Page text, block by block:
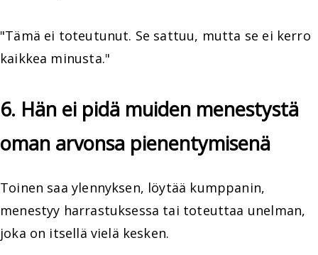
"Tämä ei toteutunut. Se sattuu, mutta se ei kerro
kaikkea minusta."
6. Hän ei pidä muiden menestystä
oman arvonsa pienentymisenä
Toinen saa ylennyksen, löytää kumppanin,
menestyy harrastuksessa tai toteuttaa unelman,
joka on itsellä vielä kesken.